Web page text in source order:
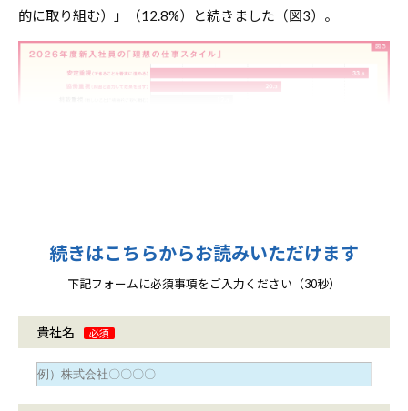
的に取り組む）」（12.8%）と続きました（図3）。
続きはこちらからお読みいただけます
下記フォームに必須事項をご入力ください（30秒）